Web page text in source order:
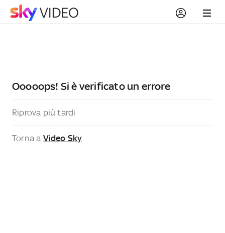
Ooooops! Si è verificato un errore
Riprova più tardi
Torna a Video Sky